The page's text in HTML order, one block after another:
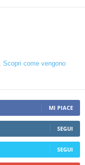
Scopri come vengono
MI PIACE
SEGUI
SEGUI